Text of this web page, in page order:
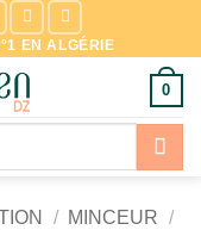
EN ALGÉRIE
0
/ MINCEUR /